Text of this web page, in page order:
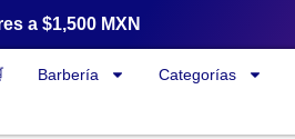
a $1,500 MXN
Barbería Categorías